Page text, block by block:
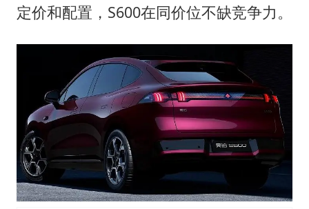
定价和配置，S600在同价位不缺竞争力。